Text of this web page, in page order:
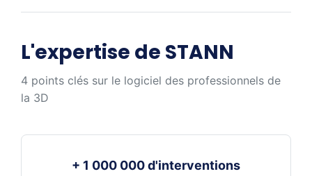
L'expertise de STANN
4 points clés sur le logiciel des professionnels de
la 3D
+ 1 000 000 d'interventions